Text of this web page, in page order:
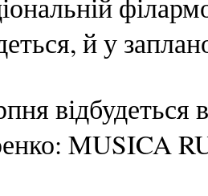
й у
відбудеться
MUSICA